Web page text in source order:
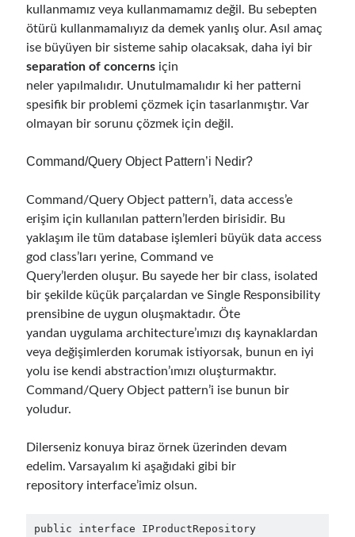
ASP.NET Core(20)
Asp.Net MVC(1)
Asp.Net Web API(12)
Aspect Oriented Programming (AOP)
Azure(27)
Behavior Driven Development(1)
CI (Continuous Integration)(4)
Containerizing(20)
GraphQL(1)
Kurumsal Tasarım Kalıpları (Enterprise Design Patterns)(2)
Logging(4)
Messaging(17)
Microservices(24)
Nesne Yönelimli Programlama (Object Oriented Programming)(6)
NoSQL(2)
ORM(2)
Performans (Profiling)(6)
Platform Engineering(2)
RabbitMQ (9)
Refactoring
Seminar(8)
Serverless (1)
Slides(10)
Tasarım Kalıpları (Design Patterns)(7)
kullanmamız veya kullanmamamız değil. Bu sebepten
ötürü kullanmamalıyız da demek yanlış olur. Asıl amaç
ise büyüyen bir sisteme sahip olacaksak, daha iyi bir
separation of concerns için
neler yapılmalıdır. Unutulmamalıdır ki her patterni
spesifik bir problemi çözmek için tasarlanmıştır. Var
olmayan bir sorunu çözmek için değil.
Command/Query Object Pattern’i Nedir?
Command/Query Object pattern’i, data access’e
erişim için kullanılan pattern’lerden birisidir. Bu
yaklaşım ile tüm database işlemleri büyük data access
god class’ları yerine, Command ve
Query’lerden oluşur. Bu sayede her bir class, isolated
bir şekilde küçük parçalardan ve Single Responsibility
prensibine de uygun oluşmaktadır. Öte
yandan uygulama architecture’ımızı dış kaynaklardan
veya değişimlerden korumak istiyorsak, bunun en iyi
yolu ise kendi abstraction’ımızı oluşturmaktır.
Command/Query Object pattern’i ise bunun bir
yoludur.
Dilerseniz konuya biraz örnek üzerinden devam
edelim. Varsayalım ki aşağıdaki gibi bir
repository interface’imiz olsun.
public interface IProductRepository